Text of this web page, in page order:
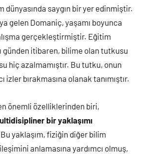
dünyasında saygın bir yer edinmiştir.
gelen Domaniç, yaşamı boyunca
gerçekleştirmiştir. Eğitim
günden itibaren, bilime olan tutkusu
hiç azalmamıştır. Bu tutku, onun
izler bırakmasına olanak tanımıştır.
önemli özelliklerinden biri,
bir yaklaşımı
yaklaşım, fiziğin diğer bilim
anlamasına yardımcı olmuş,